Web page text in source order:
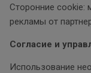
Сторонние cookie:
рекламы от
Согласие и
Использование